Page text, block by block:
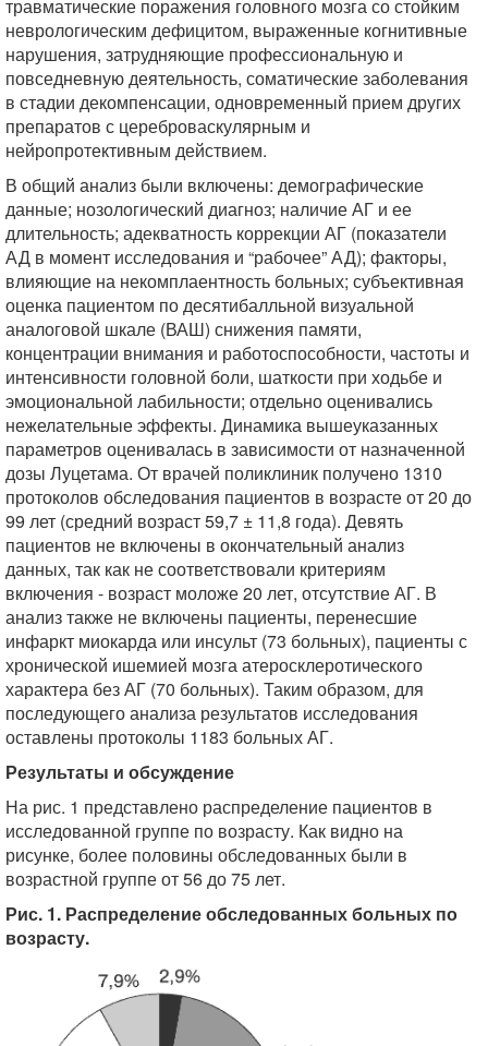
травматические поражения головного мозга со стойким
неврологическим дефицитом, выраженные когнитивные
нарушения, затрудняющие профессиональную и
повседневную деятельность, соматические заболевания
в стадии декомпенсации, одновременный прием других
препаратов с цереброваскулярным и
нейропротективным действием.
В общий анализ были включены: демографические
данные; нозологический диагноз; наличие АГ и ее
длительность; адекватность коррекции АГ (показатели
АД в момент исследования и “рабочее” АД); факторы,
влияющие на некомплаентность больных; субъективная
оценка пациентом по десятибалльной визуальной
аналоговой шкале (ВАШ) снижения памяти,
концентрации внимания и работоспособности, частоты и
интенсивности головной боли, шаткости при ходьбе и
эмоциональной лабильности; отдельно оценивались
нежелательные эффекты. Динамика вышеуказанных
параметров оценивалась в зависимости от назначенной
дозы Луцетама. От врачей поликлиник получено 1310
протоколов обследования пациентов в возрасте от 20 до
99 лет (средний возраст 59,7 ± 11,8 года). Девять
пациентов не включены в окончательный анализ
данных, так как не соответствовали критериям
включения - возраст моложе 20 лет, отсутствие АГ. В
анализ также не включены пациенты, перенесшие
инфаркт миокарда или инсульт (73 больных), пациенты с
хронической ишемией мозга атеросклеротического
характера без АГ (70 больных). Таким образом, для
последующего анализа результатов исследования
оставлены протоколы 1183 больных АГ.
Результаты и обсуждение
На рис. 1 представлено распределение пациентов в
исследованной группе по возрасту. Как видно на
рисунке, более половины обследованных были в
возрастной группе от 56 до 75 лет.
Рис. 1. Распределение обследованных больных по
возрасту.